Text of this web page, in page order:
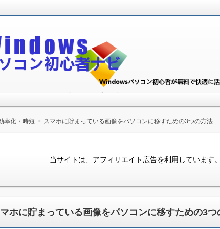
パソコン初心者ナビ
率化・時短 スマホに貯まっている画像をパソコンに移すための3つの方法
当サイトは、アフィリエイト広告を利用しています。
ホに貯まっている画像をパソコンに移すための3つ